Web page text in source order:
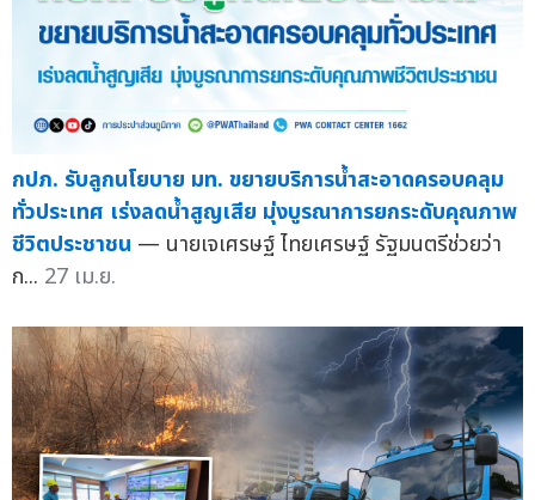
กปภ. รับลูกนโยบาย มท. ขยายบริการน้ำสะอาดครอบคลุม
ทั่วประเทศ เร่งลดน้ำสูญเสีย มุ่งบูรณาการยกระดับคุณภาพ
ชีวิตประชาชน — นายเจเศรษฐ์ ไทยเศรษฐ์ รัฐมนตรีช่วยว่า
ก... 27 เม.ย.